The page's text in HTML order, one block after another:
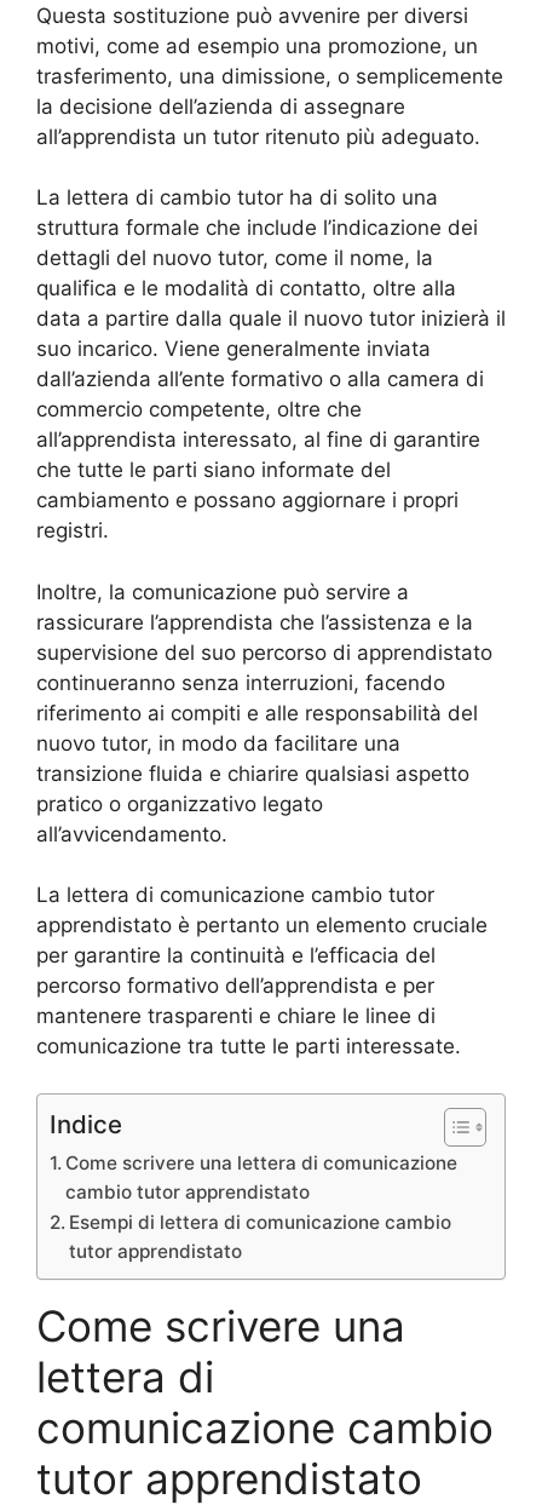
Questa sostituzione può avvenire per diversi
motivi, come ad esempio una promozione, un
trasferimento, una dimissione, o semplicemente
la decisione dell’azienda di assegnare
all’apprendista un tutor ritenuto più adeguato.
La lettera di cambio tutor ha di solito una
struttura formale che include l’indicazione dei
dettagli del nuovo tutor, come il nome, la
qualifica e le modalità di contatto, oltre alla
data a partire dalla quale il nuovo tutor inizierà il
suo incarico. Viene generalmente inviata
dall’azienda all’ente formativo o alla camera di
commercio competente, oltre che
all’apprendista interessato, al fine di garantire
che tutte le parti siano informate del
cambiamento e possano aggiornare i propri
registri.
Inoltre, la comunicazione può servire a
rassicurare l’apprendista che l’assistenza e la
supervisione del suo percorso di apprendistato
continueranno senza interruzioni, facendo
riferimento ai compiti e alle responsabilità del
nuovo tutor, in modo da facilitare una
transizione fluida e chiarire qualsiasi aspetto
pratico o organizzativo legato
all’avvicendamento.
La lettera di comunicazione cambio tutor
apprendistato è pertanto un elemento cruciale
per garantire la continuità e l’efficacia del
percorso formativo dell’apprendista e per
mantenere trasparenti e chiare le linee di
comunicazione tra tutte le parti interessate.
Indice
Come scrivere una lettera di comunicazione
cambio tutor apprendistato
Esempi di lettera di comunicazione cambio
tutor apprendistato
Come scrivere una
lettera di
comunicazione cambio
tutor apprendistato